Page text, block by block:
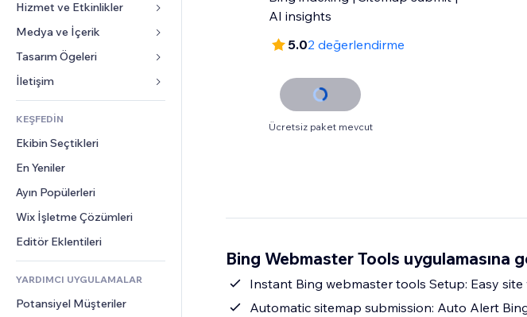
Mobil
Site Analizleri
Sosyal Ağ
Site Listeleri
E-posta
Mağazalar için uygulamalar
Gönderim ve Teslimat
Satış Düğmeleri
Muhasebe
Kuponlar ve Müşteri Sadakati
Depolama Çözümleri
Hizmet ve Etkinlikler
Oteller
Etkinlikler
Restoranlar
Emlak
Randevular
Medya ve İçerik
Galeri
Müzik
Podcast
Fotoğrafçılık
Video
PDF
Dosya Paylaşımı
Haberler
Tasarım Ögeleri
Haritalar ve Navigasyon
Gizlilik ve Güvenlik
Saat
Sayfa Şablonları
Görüntü Efektleri
Düğmeler ve Menüler
Afişler ve Rozetler
Hesap Makineleri
Arama
Hava Durumu
Grafik ve Tablolar
Formlar
Blog
Anketler
Sohbet
Yorumlar
Telefon
Topluluk
Değerlendirmeler ve Müşteri
KEŞFEDİN
Ekibin Seçtikleri
En Yeniler
Ayın Popülerleri
Wix İşletme Çözümleri
Editör Eklentileri
YARDIMCI UYGULAMALAR
Potansiyel Müşteriler
AI insights
5.02 değerlendirme
Ücretsiz paket mevcut
Bing Webmaster Tools uygulamasına
Instant Bing webmaster tools Setup: Easy
Automatic sitemap submission: Auto Alert